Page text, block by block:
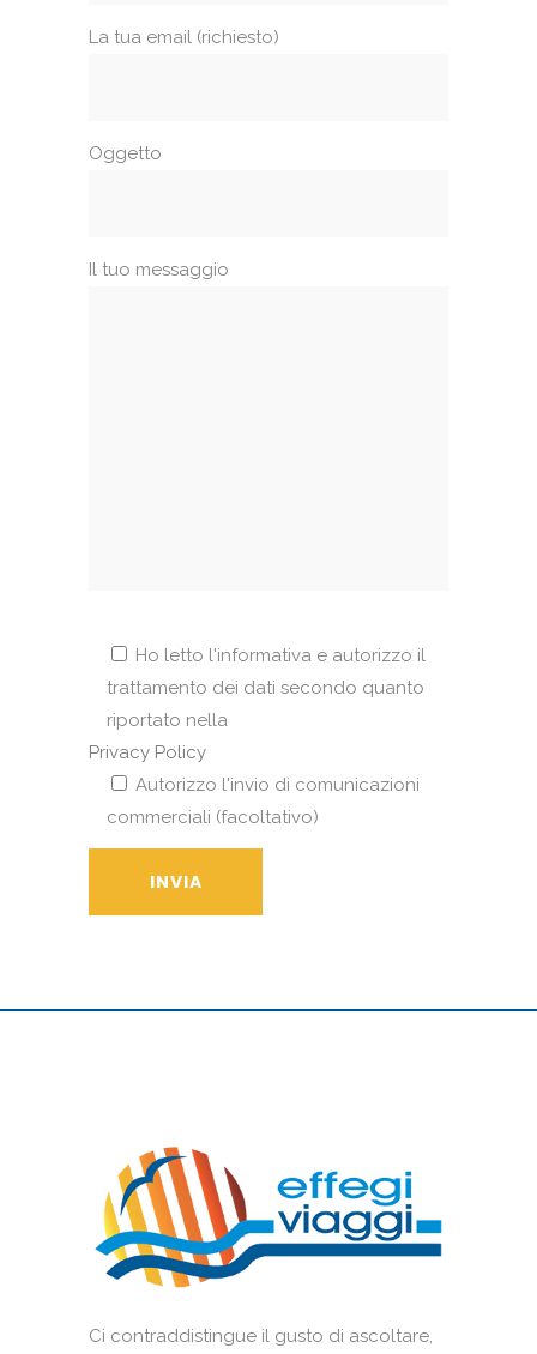
La tua email (richiesto)
Oggetto
Il tuo messaggio
Ho letto l'informativa e autorizzo il
trattamento dei dati secondo quanto
riportato nella
Privacy Policy
Autorizzo l'invio di comunicazioni
commerciali (facoltativo)
Ci contraddistingue il gusto di ascoltare,